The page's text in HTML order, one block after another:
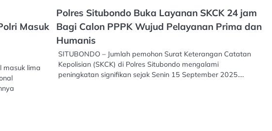
Masuk
masuk lima
Polres Situbondo Buka Layanan SKCK 24 jam
Bagi Calon PPPK Wujud Pelayanan Prima dan
Humanis
SITUBONDO – Jumlah pemohon Surat Keterangan Catatan
Kepolisian (SKCK) di Polres Situbondo mengalami
peningkatan signifikan sejak Senin 15 September 2025.…